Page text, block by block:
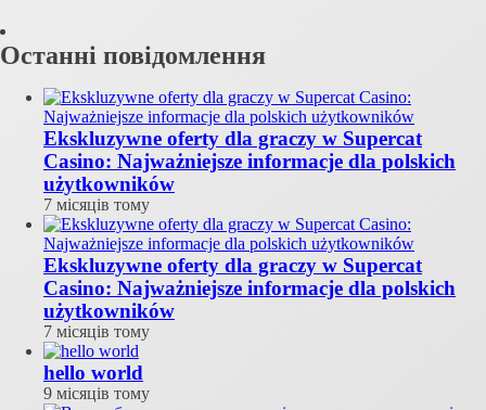
Останні повідомлення
Ekskluzywne oferty dla graczy w Supercat
Casino: Najważniejsze informacje dla polskich
użytkowników
7 місяців тому
Ekskluzywne oferty dla graczy w Supercat
Casino: Najważniejsze informacje dla polskich
użytkowników
7 місяців тому
hello world
9 місяців тому